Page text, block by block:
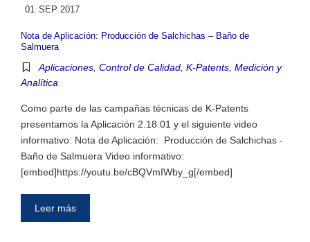
01 SEP 2017
Nota de Aplicación: Producción de Salchichas – Baño de
Salmuera
Aplicaciones, Control de Calidad, K-Patents, Medición y
Analítica
Como parte de las campañas técnicas de K-Patents
presentamos la Aplicación 2.18.01 y el siguiente video
informativo: Nota de Aplicación: Producción de Salchichas -
Baño de Salmuera Video informativo:
[embed]https://youtu.be/cBQVmIWby_g[/embed]
Leer más